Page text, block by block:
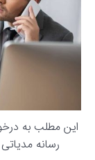
این مطلب به
رسانه